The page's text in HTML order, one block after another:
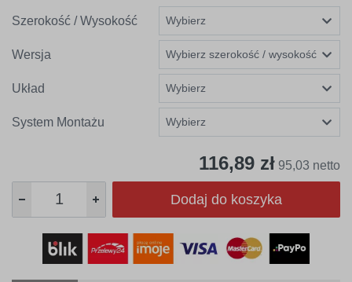
Szerokość / Wysokość
Wersja
Układ
System Montażu
116,89 zł 95,03 netto
Dodaj do koszyka